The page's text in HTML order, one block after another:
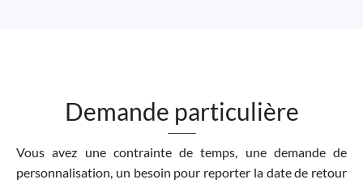
Demande particulière
Vous avez une contrainte de temps, une demande de
personnalisation, un besoin pour reporter la date de retour